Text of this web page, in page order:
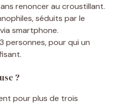
renoncer au croustillant.
séduits par le
smartphone.
personnes, pour qui un
?
pour plus de trois